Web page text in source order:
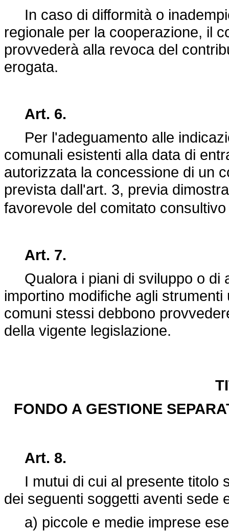
In caso di difformità o
regionale per la cooperazione, il
provvederà alla revoca del
erogata.
Art. 6.
Per l'adeguamento alle
comunali esistenti alla data di
autorizzata la concessione di un
prevista dall'art. 3, previa
favorevole del comitato
Art. 7.
Qualora i piani di sviluppo o di
importino modifiche agli
comuni stessi debbono
della vigente legislazione.
FONDO A GESTIONE
Art. 8.
I mutui di cui al presente titolo
dei seguenti soggetti aventi sede
a) piccole e medie imprese